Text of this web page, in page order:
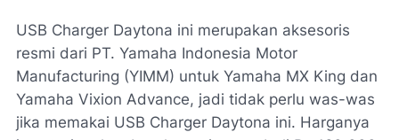
USB Charger Daytona ini merupakan aksesoris
resmi dari PT. Yamaha Indonesia Motor
Manufacturing (YIMM) untuk Yamaha MX King dan
Yamaha Vixion Advance, jadi tidak perlu was-was
jika memakai USB Charger Daytona ini. Harganya